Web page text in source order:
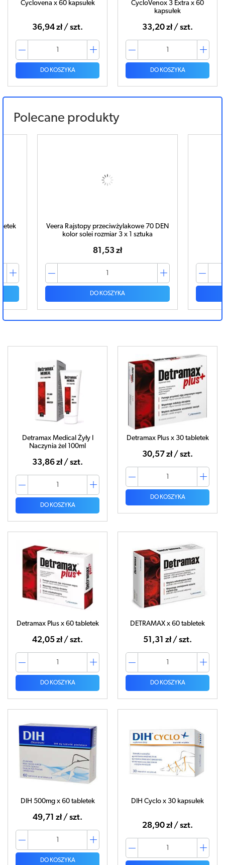
Cyclovena x 60 kapsułek
36,94 zł / szt.
DO KOSZYKA
CycloVenox 3 Extra x 60
kapsułek
33,20 zł / szt.
DO KOSZYKA
Polecane produkty
Veera Rajstopy przeciwżylakowe 70 DEN
kolor solei rozmiar 3 x 1 sztuka
81,53 zł
DO KOSZYKA
Detramax Medical Żyły I
Naczynia żel 100ml
33,86 zł / szt.
DO KOSZYKA
Detramax Plus x 30 tabletek
30,57 zł / szt.
DO KOSZYKA
Detramax Plus x 60 tabletek
42,05 zł / szt.
DO KOSZYKA
DETRAMAX x 60 tabletek
51,31 zł / szt.
DO KOSZYKA
DIH 500mg x 60 tabletek
49,71 zł / szt.
DO KOSZYKA
DIH Cyclo x 30 kapsułek
28,90 zł / szt.